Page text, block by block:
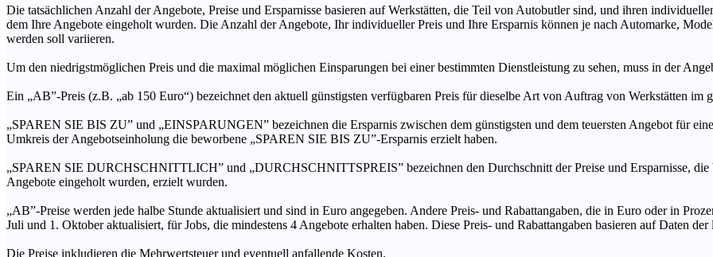
Die tatsächlichen Anzahl der Angebote, Preise und Ersparnisse basieren auf Werkstätten, die Teil von Autobutler sind, und ihren
dem Ihre Angebote eingeholt wurden. Die Anzahl der Angebote, Ihr individueller Preis und Ihre Ersparnis können je nach Automarke,
werden soll variieren.
Um den niedrigstmöglichen Preis und die maximal möglichen Einsparungen bei einer bestimmten Dienstleistung zu sehen, muss in der
Ein „AB”-Preis (z.B. „ab 150 Euro“) bezeichnet den aktuell günstigsten verfügbaren Preis für dieselbe Art von Auftrag von Werkstätten im
„SPAREN SIE BIS ZU” und „EINSPARUNGEN” bezeichnen die Ersparnis zwischen dem günstigsten und dem teuersten Angebot für
Umkreis der Angebotseinholung die beworbene „SPAREN SIE BIS ZU”-Ersparnis erzielt haben.
„SPAREN SIE DURCHSCHNITTLICH” und „DURCHSCHNITTSPREIS” bezeichnen den Durchschnitt der Preise und Ersparnisse,
Angebote eingeholt wurden, erzielt wurden.
„AB”-Preise werden jede halbe Stunde aktualisiert und sind in Euro angegeben. Andere Preis- und Rabattangaben, die in Euro oder in
Juli und 1. Oktober aktualisiert, für Jobs, die mindestens 4 Angebote erhalten haben. Diese Preis- und Rabattangaben basieren auf Daten
Die Preise inkludieren die Mehrwertsteuer und eventuell anfallende Kosten.